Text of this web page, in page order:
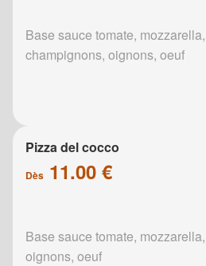
Base sauce tomate,
champignons, oignons, oeuf
Pizza del cocco
Dès 11.00 €
Base sauce tomate,
oignons, oeuf